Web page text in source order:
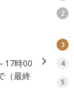
17時00
（最終
2
3
4
5